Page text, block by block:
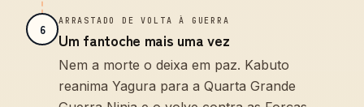
6
ARRASTADO DE VOLTA À GUERRA
Um fantoche mais uma vez
Nem a morte o deixa em paz. Kabuto
reanima Yagura para a Quarta Grande